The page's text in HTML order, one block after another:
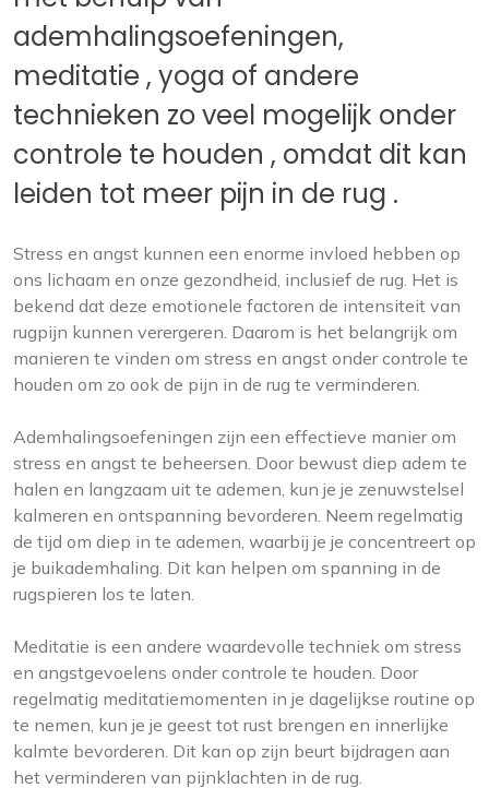
ademhalingsoefeningen,
meditatie , yoga of andere
technieken zo veel mogelijk onder
controle te houden , omdat dit kan
leiden tot meer pijn in de rug .
Stress en angst kunnen een enorme invloed hebben op
ons lichaam en onze gezondheid, inclusief de rug. Het is
bekend dat deze emotionele factoren de intensiteit van
rugpijn kunnen verergeren. Daarom is het belangrijk om
manieren te vinden om stress en angst onder controle te
houden om zo ook de pijn in de rug te verminderen.
Ademhalingsoefeningen zijn een effectieve manier om
stress en angst te beheersen. Door bewust diep adem te
halen en langzaam uit te ademen, kun je je zenuwstelsel
kalmeren en ontspanning bevorderen. Neem regelmatig
de tijd om diep in te ademen, waarbij je je concentreert op
je buikademhaling. Dit kan helpen om spanning in de
rugspieren los te laten.
Meditatie is een andere waardevolle techniek om stress
en angstgevoelens onder controle te houden. Door
regelmatig meditatiemomenten in je dagelijkse routine op
te nemen, kun je je geest tot rust brengen en innerlijke
kalmte bevorderen. Dit kan op zijn beurt bijdragen aan
het verminderen van pijnklachten in de rug.